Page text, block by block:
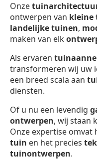
Onze
ontwerpen van kleine
landelijke tuinen,
maken van elk
Als ervaren
transformeren wij uw
een breed scala aan
diensten.
Of u nu een levendig
ontwerpen, wij staan
Onze expertise omvat
tuin en het precies
tuinontwerpen.